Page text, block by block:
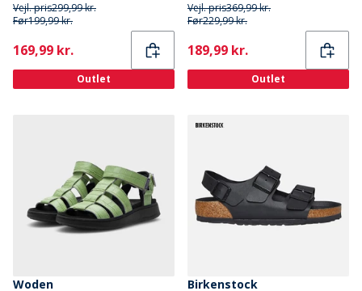
Vejl. pris299,99 kr.
Før199,99 kr.
Current
169,99 kr.
Outlet
Vejl. pris369,99 kr.
Før229,99 kr.
Current
189,99 kr.
Outlet
Woden
Birkenstock